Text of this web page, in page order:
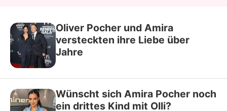
Oliver Pocher und Amira
versteckten ihre Liebe über
Jahre
Wünscht sich Amira Pocher noch
ein drittes Kind mit Olli?